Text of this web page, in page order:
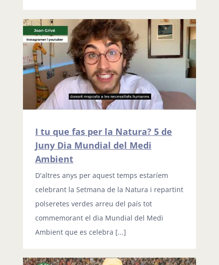
I tu que fas per la Natura? 5 de
Juny Dia Mundial del Medi
Ambient
D'altres anys per aquest temps estaríem
celebrant la Setmana de la Natura i repartint
polseretes verdes arreu del país tot
commemorant el dia Mundial del Medi
Ambient que es celebra [...]